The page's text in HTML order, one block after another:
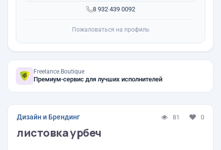
8 932 439 0092
Пожаловаться на профиль
Freelance.Boutique
Премиум-сервис для лучших исполнителей
Дизайн и Брендинг 81 0
листовка урбеч